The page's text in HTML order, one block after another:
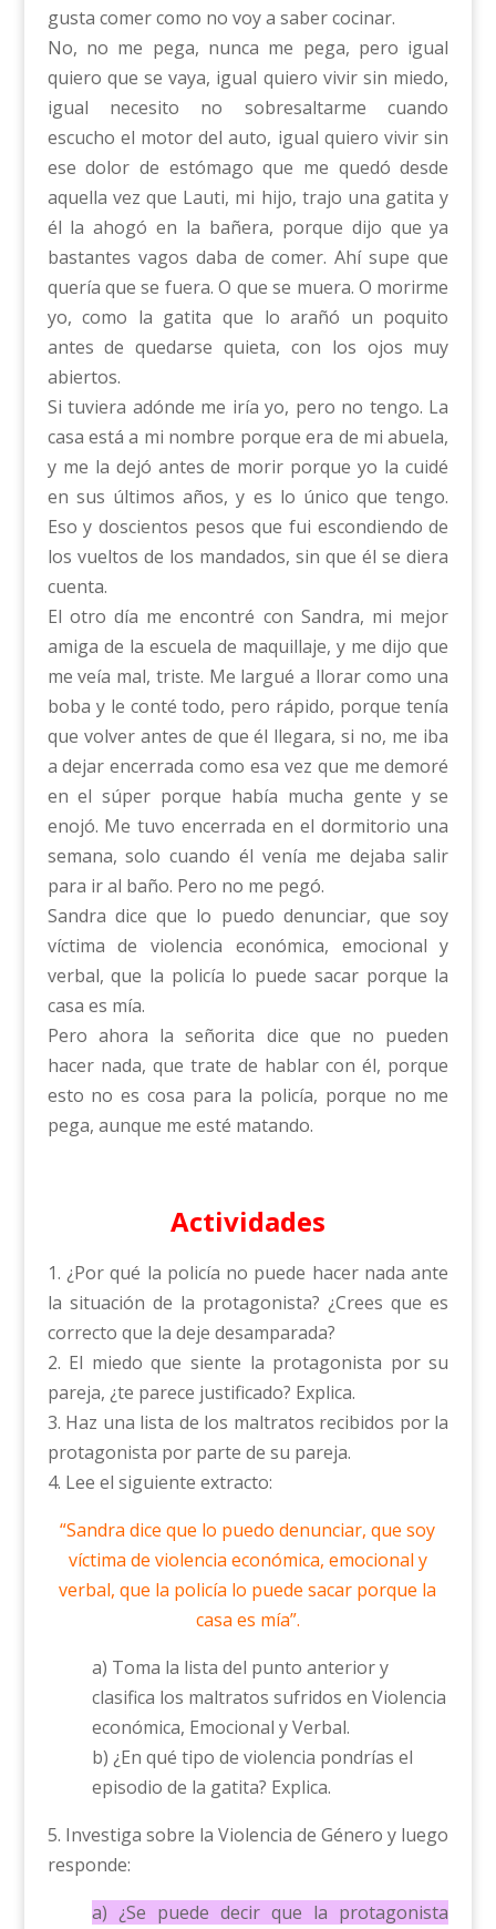
gusta comer como no voy a saber cocinar.
No, no me pega, nunca me pega, pero igual
quiero que se vaya, igual quiero vivir sin miedo,
igual necesito no sobresaltarme cuando
escucho el motor del auto, igual quiero vivir sin
ese dolor de estómago que me quedó desde
aquella vez que Lauti, mi hijo, trajo una gatita y
él la ahogó en la bañera, porque dijo que ya
bastantes vagos daba de comer. Ahí supe que
quería que se fuera. O que se muera. O morirme
yo, como la gatita que lo arañó un poquito
antes de quedarse quieta, con los ojos muy
abiertos.
Si tuviera adónde me iría yo, pero no tengo. La
casa está a mi nombre porque era de mi abuela,
y me la dejó antes de morir porque yo la cuidé
en sus últimos años, y es lo único que tengo.
Eso y doscientos pesos que fui escondiendo de
los vueltos de los mandados, sin que él se diera
cuenta.
El otro día me encontré con Sandra, mi mejor
amiga de la escuela de maquillaje, y me dijo que
me veía mal, triste. Me largué a llorar como una
boba y le conté todo, pero rápido, porque tenía
que volver antes de que él llegara, si no, me iba
a dejar encerrada como esa vez que me demoré
en el súper porque había mucha gente y se
enojó. Me tuvo encerrada en el dormitorio una
semana, solo cuando él venía me dejaba salir
para ir al baño. Pero no me pegó.
Sandra dice que lo puedo denunciar, que soy
víctima de violencia económica, emocional y
verbal, que la policía lo puede sacar porque la
casa es mía.
Pero ahora la señorita dice que no pueden
hacer nada, que trate de hablar con él, porque
esto no es cosa para la policía, porque no me
pega, aunque me esté matando.
Actividades
1. ¿Por qué la policía no puede hacer nada ante
la situación de la protagonista? ¿Crees que es
correcto que la deje desamparada?
2. El miedo que siente la protagonista por su
pareja, ¿te parece justificado? Explica.
3. Haz una lista de los maltratos recibidos por la
protagonista por parte de su pareja.
4. Lee el siguiente extracto:
“Sandra dice que lo puedo denunciar, que soy
víctima de violencia económica, emocional y
verbal, que la policía lo puede sacar porque la
casa es mía”.
a) Toma la lista del punto anterior y
clasifica los maltratos sufridos en Violencia
económica, Emocional y Verbal.
b) ¿En qué tipo de violencia pondrías el
episodio de la gatita? Explica.
5. Investiga sobre la Violencia de Género y luego
responde:
a) ¿Se puede decir que la protagonista